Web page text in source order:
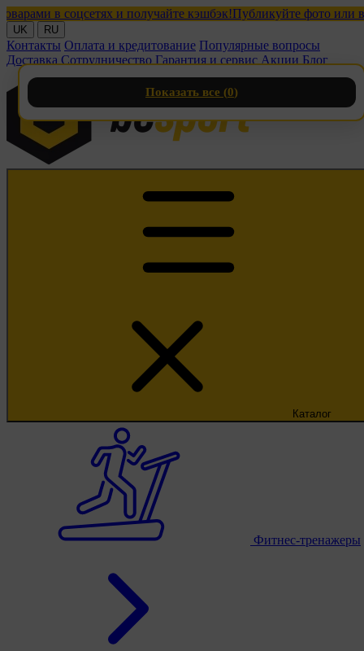
в соцсетях и получайте кэшбэк!Публикуйте фото или
UK RU
Контакты Оплата и кредитование Популярные вопросы
Доставка Сотрудничество Гарантия и сервис Акции Блог
Каталог
Фитнес-тренажеры
Показать все (0)